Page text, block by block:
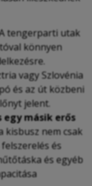
tengerparti utak
könnyen
vagy Szlovénia
és az út közbeni
jelent.
másik erős
kisbusz nem csak
és
és egyéb